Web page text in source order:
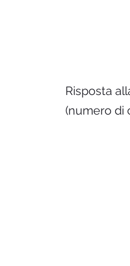
Risposta
(numero di